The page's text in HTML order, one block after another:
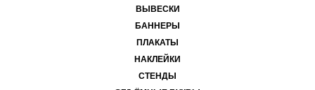
ВЫВЕСКИ
БАННЕРЫ
ПЛАКАТЫ
НАКЛЕЙКИ
СТЕНДЫ